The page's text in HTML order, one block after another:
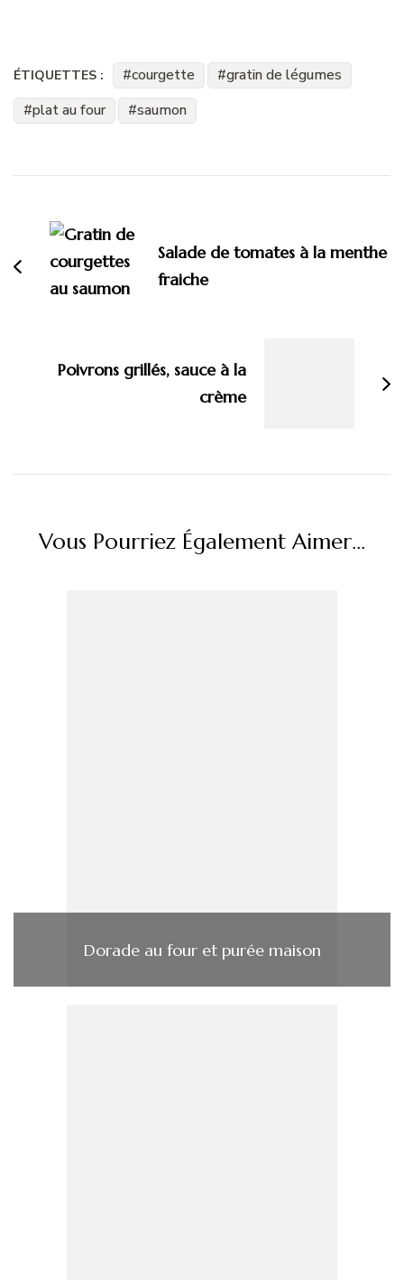
ÉTIQUETTES : courgette
gratin de légumes
plat au four
saumon
d'article
Salade de tomates à la menthe
fraiche
Poivrons grillés, sauce à la
crème
Vous Pourriez Également Aimer...
Dorade au four et purée maison